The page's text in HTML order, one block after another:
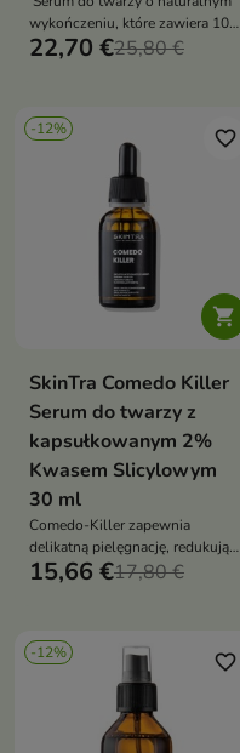
wykończeniu, które zawiera 10%
najstabilniejszej formy witaminy
22,70 €25,80 €
-12%

favorite_border
SkinTra Comedo Killer
Serum do twarzy z
kapsułkowanym 2%
Kwasem Slicylowym
30 ml
Comedo-Killer zapewnia
delikatną pielęgnację, redukując
niedoskonałości, wygładzając
15,66 €17,80 €
-12% favorite_border